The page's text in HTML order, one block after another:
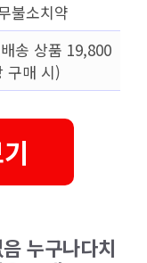
불소치약
송 상품 19,800
구매 시)
누구나다치